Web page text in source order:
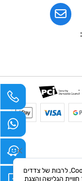
לידיעתך, באתרנו נעשה שימוש בקבצי Cookies, לרבות של צדדים
הגלישה והצגת